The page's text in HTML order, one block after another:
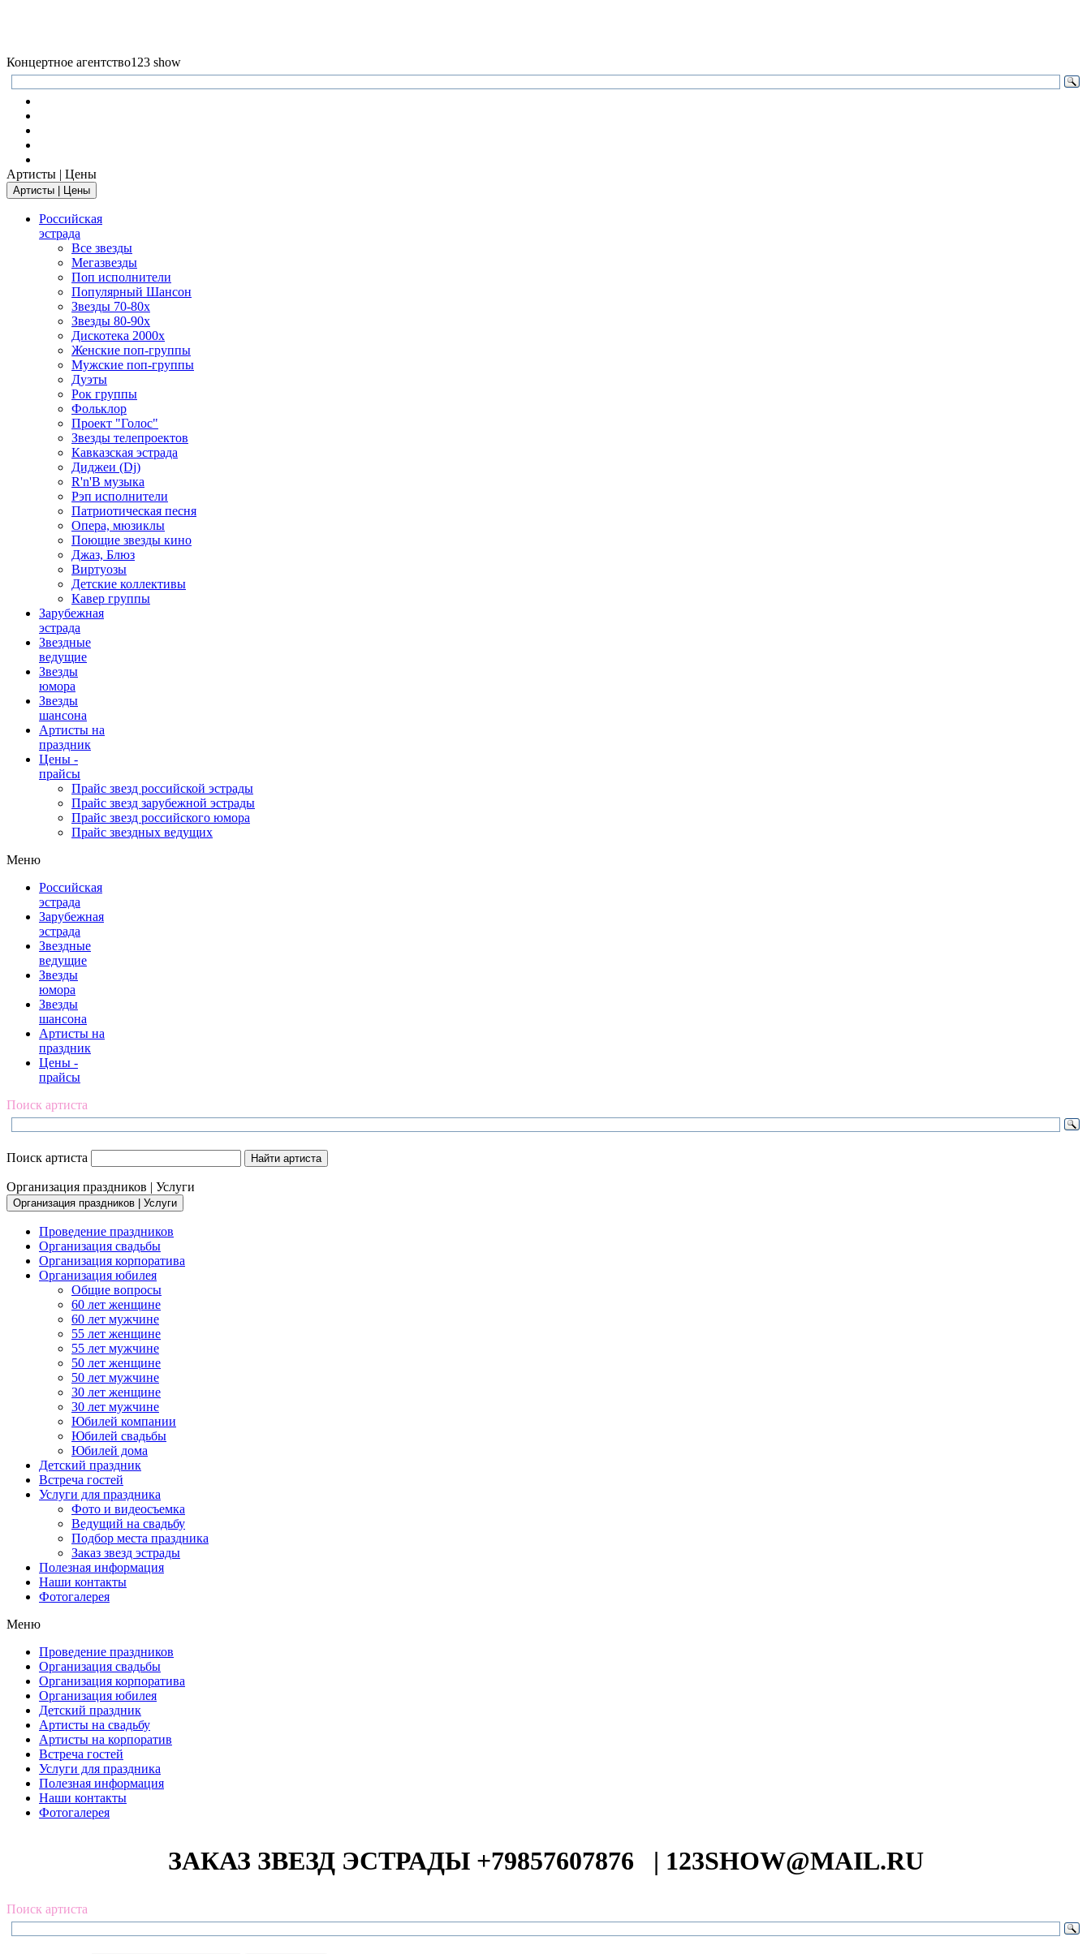
Концертное агентство123 show
Артисты | Цены
Артисты | Цены
Российская
эстрада
Все звезды
Мегазвезды
Поп исполнители
Популярный Шансон
Звезды 70-80х
Звезды 80-90х
Дискотека 2000х
Женские поп-группы
Мужские поп-группы
Дуэты
Рок группы
Фольклор
Проект "Голос"
Звезды телепроектов
Кавказская эстрада
Диджеи (Dj)
R'n'B музыка
Рэп исполнители
Патриотическая песня
Опера, мюзиклы
Поющие звезды кино
Джаз, Блюз
Виртуозы
Детские коллективы
Кавер группы
Зарубежная
эстрада
Звездные
ведущие
Звезды
юмора
Звезды
шансона
Артисты на
праздник
Цены -
прайсы
Прайс звезд российской эстрады
Прайс звезд зарубежной эстрады
Прайс звезд российского юмора
Прайс звездных ведущих
Меню
Российская
эстрада
Зарубежная
эстрада
Звездные
ведущие
Звезды
юмора
Звезды
шансона
Артисты на
праздник
Цены -
прайсы
Поиск артиста
Поиск артиста
Организация праздников | Услуги
Организация праздников | Услуги
Проведение праздников
Организация свадьбы
Организация корпоратива
Организация юбилея
Общие вопросы
60 лет женщине
60 лет мужчине
55 лет женщине
55 лет мужчине
50 лет женщине
50 лет мужчине
30 лет женщине
30 лет мужчине
Юбилей компании
Юбилей свадьбы
Юбилей дома
Детский праздник
Встреча гостей
Услуги для праздника
Фото и видеосъемка
Ведущий на свадьбу
Подбор места праздника
Заказ звезд эстрады
Полезная информация
Наши контакты
Фотогалерея
Меню
Проведение праздников
Организация свадьбы
Организация корпоратива
Организация юбилея
Детский праздник
Артисты на свадьбу
Артисты на корпоратив
Встреча гостей
Услуги для праздника
Полезная информация
Наши контакты
Фотогалерея
ЗАКАЗ ЗВЕЗД ЭСТРАДЫ +79857607876 | 123SHOW@MAIL.RU
Поиск артиста